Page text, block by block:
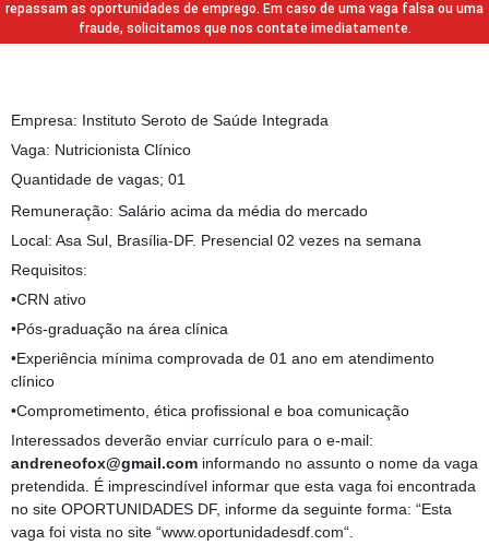
repassam as oportunidades de emprego. Em caso de uma vaga falsa ou uma
fraude, solicitamos que nos contate imediatamente.
Empresa: Instituto Seroto de Saúde Integrada
Vaga: Nutricionista Clínico
Quantidade de vagas; 01
Remuneração: Salário acima da média do mercado
Local: Asa Sul, Brasília-DF. Presencial 02 vezes na semana
Requisitos:
•CRN ativo
•Pós-graduação na área clínica
•Experiência mínima comprovada de 01 ano em atendimento
clínico
•Comprometimento, ética profissional e boa comunicação
Interessados deverão enviar currículo para o e-mail:
andreneofox@gmail.com informando no assunto o nome da vaga
pretendida. É imprescindível informar que esta vaga foi encontrada
no site OPORTUNIDADES DF, informe da seguinte forma: “Esta
vaga foi vista no site “www.oportunidadesdf.com“.